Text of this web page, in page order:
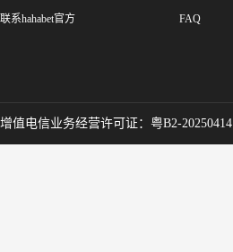
联系hahabet官方 FAQ
增值电信业务经营许可证：粤B2-20250414